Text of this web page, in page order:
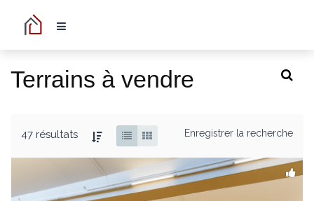
Terrains à vendre
47 résultats Enregistrer la recherche